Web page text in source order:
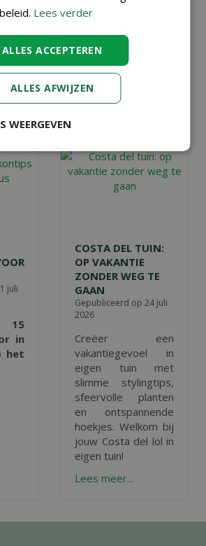
vakantieparadijsje
van, ook voor de
(klein)kinderen.
Lees meer...
juli
15
in
het
COSTA DEL TUIN:
OP VAKANTIE
ZONDER WEG TE
GAAN
Gepubliceerd op 24 juli
2026
Creëer een
vakantiegevoel in
eigen tuin met
slimme stylingtips,
sfeervolle planten
en ontspannende
hoekjes. Welkom bij
jouw Costa del lol in
eigen tuin!
Lees meer...
Lees verder
ALLES ACCEPTEREN
ALLES AFWIJZEN
WEERGEVEN